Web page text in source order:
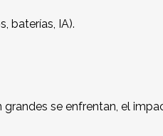
baterías, IA).
se enfrentan, el